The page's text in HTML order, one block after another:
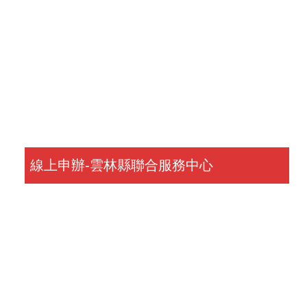
線上申辦-雲林縣聯合服務中心